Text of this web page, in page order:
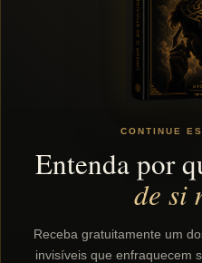
CONTINUE
Entenda por
de si
Receba gratuitamente um
invisíveis que enfraquecem